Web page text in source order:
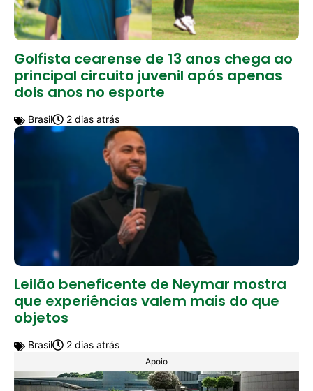
Golfista cearense de 13 anos chega ao
principal circuito juvenil após apenas
dois anos no esporte
Brasil 2 dias atrás
Leilão beneficente de Neymar mostra
que experiências valem mais do que
objetos
Brasil 2 dias atrás
Apoio